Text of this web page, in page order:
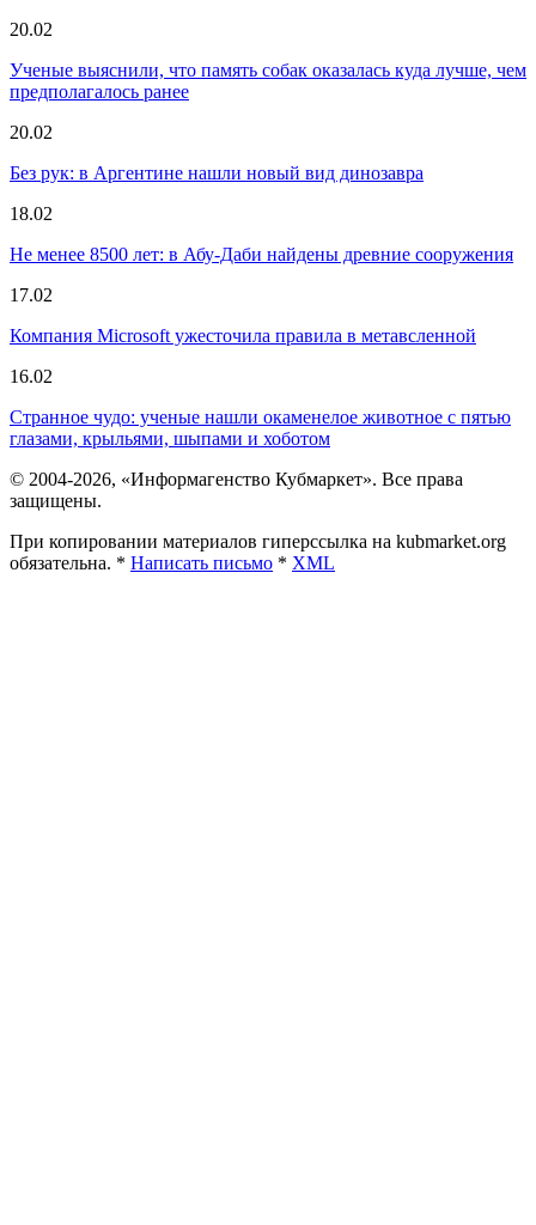
20.02
Ученые выяснили, что память собак оказалась куда лучше, чем
предполагалось ранее
20.02
Без рук: в Аргентине нашли новый вид динозавра
18.02
Не менее 8500 лет: в Абу-Даби найдены древние сооружения
17.02
Компания Microsoft ужесточила правила в метавсленной
16.02
Странное чудо: ученые нашли окаменелое животное с пятью
глазами, крыльями, шыпами и хоботом
© 2004-2026, «Информагенство Кубмаркет». Все права
защищены.
При копировании материалов гиперссылка на kubmarket.org
обязательна. * Написать письмо * XML